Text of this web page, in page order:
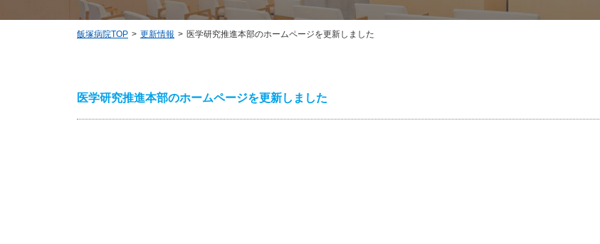
NCDの外科手術・治療データベース事業
ソーシャルメディアについて
飯塚病院TOP 更新情報 医学研究推進本部のホームページを更新しました
医学研究推進本部のホームページを更新しました